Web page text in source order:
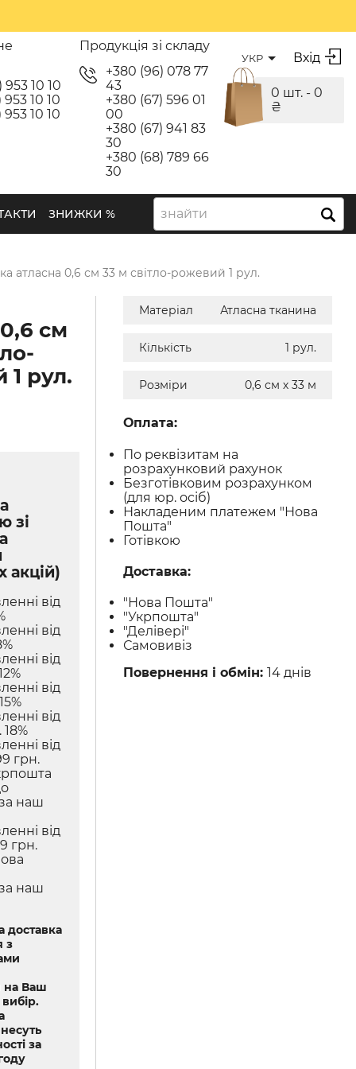
953 10 10
10 10
10 10
Продукція зі складу
+380 (96) 078 77
43
+380 (67) 596 01
00
+380 (67) 941 83
30
+380 (68) 789 66
30
УКР Вхід
0 шт. - 0
₴
ЗНИЖКИ % знайти
атласна 0,6 см 33 м світло-рожевий 1 рул.
см
1 рул.
зі
акцій)
від
від
від
від
від
від
грн.
наш
від
грн.
наш
доставка
з
на Ваш
за
Матеріал Атласна тканина
Кількість 1 рул.
Розміри 0,6 см х 33 м
Оплата:
По реквізитам на
розрахунковий рахунок
Безготівковим розрахунком
(для юр. осіб)
Накладеним платежем "Нова
Пошта"
Готівкою
Доставка:
"Нова Пошта"
"Укрпошта"
"Делівері"
Самовивіз
Повернення і обмін:14 днів